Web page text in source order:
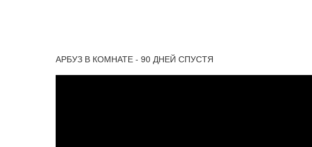
АРБУЗ В КОМНАТЕ - 90 ДНЕЙ СПУСТЯ